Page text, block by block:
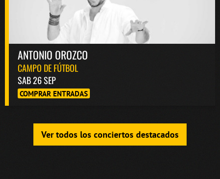
ANTONIO OROZCO
CAMPO DE FÚTBOL
SAB 26 SEP
COMPRAR ENTRADAS
Ver todos los conciertos destacados